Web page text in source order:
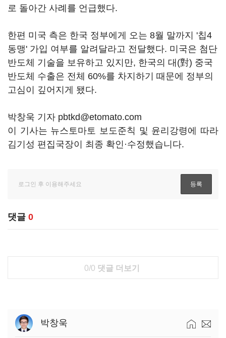
로 돌아간 사례를 언급했다.
한편 미국 측은 한국 정부에게 오는 8월 말까지 '칩4
동맹' 가입 여부를 알려달라고 전달했다. 미국은 첨단
반도체 기술을 보유하고 있지만, 한국의 대(對) 중국
반도체 수출은 전체 60%를 차지하기 때문에 정부의
고심이 깊어지게 됐다.
박창욱 기자 pbtkd@etomato.com
이 기사는 뉴스토마토 보도준칙 및 윤리강령에 따라
김기성 편집국장이 최종 확인·수정했습니다.
댓글 0
0/0 댓글 더보기
박창욱